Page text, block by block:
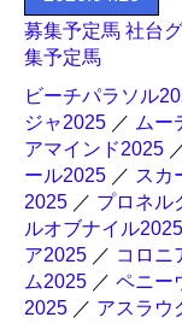
募集予定馬 社台
集予定馬
ビーチパラソル
ジャ2025 ／ ムー
アマインド2025
ール2025 ／ スカ
2025 ／ プロネル
ルオブナイル2025
ア2025 ／ コロニ
ム2025 ／ ペニー
2025 ／ アスラウ